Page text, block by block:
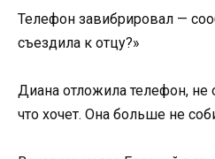
Телефон завибрировал —
съездила к отцу?»
Диана отложила телефон, не
что хочет. Она больше не